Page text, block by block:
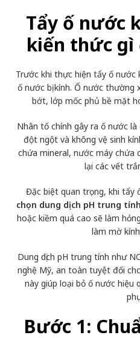
Tẩy ố nước
kiến thức gì
Trước khi thực hiện tẩy ố nước
ố nước bị kính. Ố nước
bớt, lớp mốc phủ bề mặt
Nhân tố chính gây ra ố nước
đột ngột và không vệ sinh
chứa mineral, nước máy chứa
lại các vết
Đặc biệt quan trọng, khi tẩy
chọn dung dịch pH trung
hoặc kiềm quá cao sẽ làm
làm mờ
Dung dịch pH trung tính như
nghệ Mỹ, an toàn tuyệt đối
này giúp loại bỏ ố nước hiệu
Bước 1: